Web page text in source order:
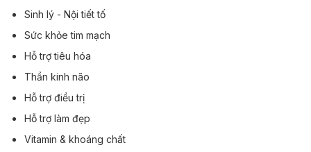
Sinh lý - Nội tiết tố
Sức khỏe tim mạch
Hỗ trợ tiêu hóa
Thần kinh não
Hỗ trợ điều trị
Hỗ trợ làm đẹp
Vitamin & khoáng chất